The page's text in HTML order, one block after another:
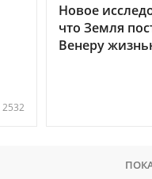
2532
Новое
что Земля
Венеру